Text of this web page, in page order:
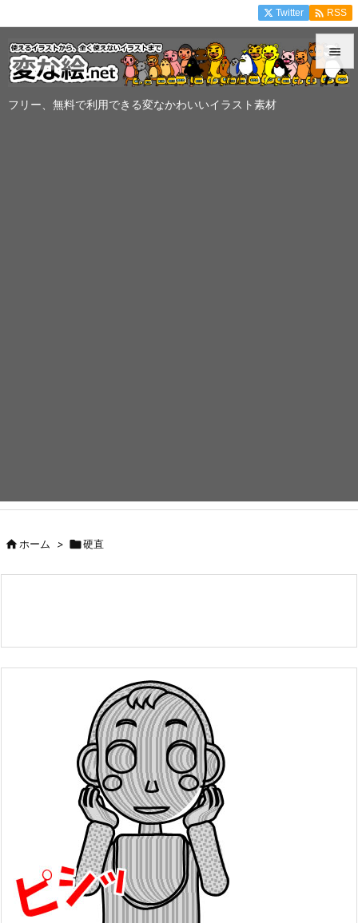
フリー、無料で利用できる変なかわいいイラスト素材


Twitter  RSS
ホーム > 硬直